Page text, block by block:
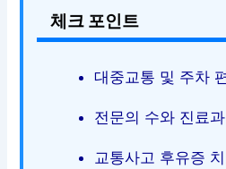
체크 포인트
대중교통 및 주차
전문의 수와 진료
교통사고 후유증